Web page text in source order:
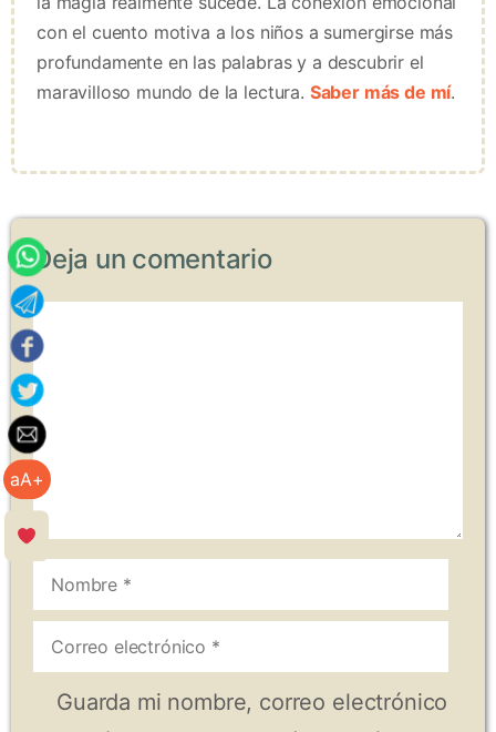
aA+
con el cuento motiva a los niños a sumergirse más
profundamente en las palabras y a descubrir el
maravilloso mundo de la lectura. Saber más de mí.
Deja un comentario
Comentario
Nombre
Correo
electrónico
Guarda mi nombre, correo electrónico